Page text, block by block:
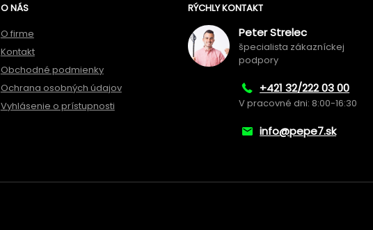
O NÁS
O firme
Kontakt
Obchodné podmienky
Ochrana osobných údajov
Vyhlásenie o prístupnosti
RÝCHLY KONTAKT
Peter Strelec
špecialista zákazníckej
podpory
+421 32/222 03 00
V pracovné dni: 8:00-16:30
info@pepe7.sk